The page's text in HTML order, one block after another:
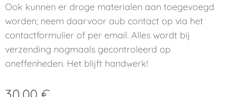
Ook kunnen er droge materialen aan toegevoegd
worden; neem daarvoor aub contact op via het
contactformulier of per email. Alles wordt bij
verzending nogmaals gecontroleerd op
oneffenheden. Het blijft handwerk!